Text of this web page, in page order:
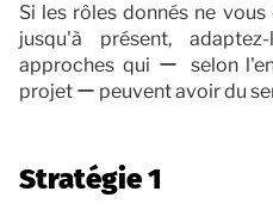
Si les rôles donnés ne
jusqu'à présent,
approches qui ー selon
projet ー peuvent avoir du
Stratégie 1